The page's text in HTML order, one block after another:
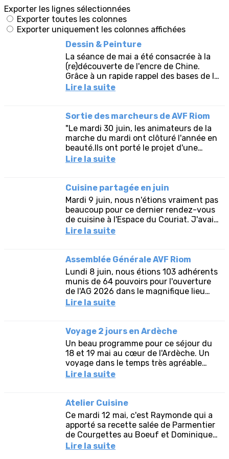
Exporter les lignes sélectionnées
Exporter toutes les colonnes
Exporter uniquement les colonnes affichées
Dessin & Peinture
La séance de mai a été consacrée à la
(re)découverte de l'encre de Chine.
Grâce à un rapide rappel des bases de la
perspective, les adhérents ont pu
Lire la suite
Sortie des marcheurs de AVF Riom
"Le mardi 30 juin, les animateurs de la
marche du mardi ont clôturé l'année en
beauté.Ils ont porté le projet d'une
sortie à la journée à Murol. Les
Lire la suite
Cuisine partagée en juin
Mardi 9 juin, nous n'étions vraiment pas
beaucoup pour ce dernier rendez-vous
de cuisine à l'Espace du Couriat. J'avais
prévu des Pommes de Terre Suédoises
Lire la suite
Assemblée Générale AVF Riom
Lundi 8 juin, nous étions 103 adhérents
munis de 64 pouvoirs pour l'ouverture
de l'AG 2026 dans le magnifique lieu
qu'est la halle de Riom. En présence
Lire la suite
Voyage 2 jours en Ardèche
Un beau programme pour ce séjour du
18 et 19 mai au cœur de l'Ardèche. Un
voyage dans le temps très agréable
dans une terre de contrastes où nos
Lire la suite
Atelier Cuisine
Ce mardi 12 mai, c'est Raymonde qui a
apporté sa recette salée de Parmentier
de Courgettes au Boeuf et Dominique
qui nous a proposé le sucré Far Breton
Lire la suite